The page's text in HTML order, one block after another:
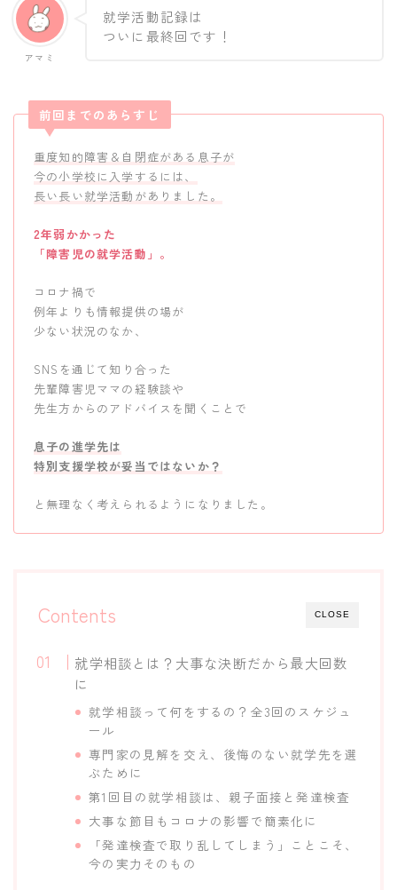
アマミ
就学活動記録は
ついに最終回です！
前回までのあらすじ
重度知的障害＆自閉症がある息子が
今の小学校に入学するには、
長い長い就学活動がありました。
2年弱かかった
「障害児の就学活動」。
コロナ禍で
例年よりも情報提供の場が
少ない状況のなか、
SNSを通じて知り合った
先輩障害児ママの経験談や
先生方からのアドバイスを聞くことで
息子の進学先は
特別支援学校が妥当ではないか？
と無理なく考えられるようになりました。
CLOSE
Contents
就学相談とは？大事な決断だから最大回数
に
就学相談って何をするの？全3回のスケジュ
ール
専門家の見解を交え、後悔のない就学先を選
ぶために
第1回目の就学相談は、親子面接と発達検査
大事な節目もコロナの影響で簡素化に
「発達検査で取り乱してしまう」ことこそ、
今の実力そのもの